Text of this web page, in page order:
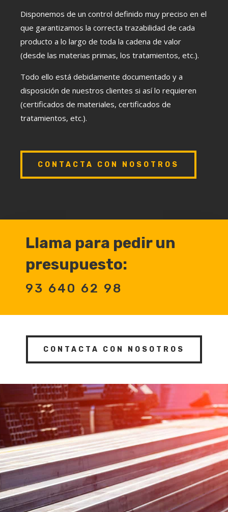
Disponemos de un control definido muy preciso en el
que garantizamos la correcta trazabilidad de cada
producto a lo largo de toda la cadena de valor
(desde las materias primas, los tratamientos, etc.).
Todo ello está debidamente documentado y a
disposición de nuestros clientes si así lo requieren
(certificados de materiales, certificados de
tratamientos, etc.).
CONTACTA CON NOSOTROS
Llama para pedir un
presupuesto:
93 640 62 98
CONTACTA CON NOSOTROS